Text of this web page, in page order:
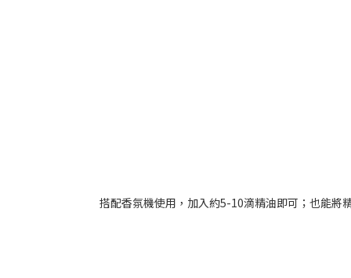
搭配香氛機使用，加入約5-10滴精油即可；也能將